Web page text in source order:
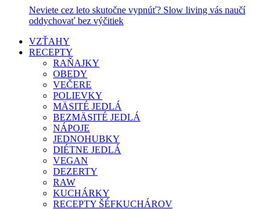
Neviete cez leto skutočne vypnúť? Slow living vás naučí
oddychovať bez výčitiek
VZŤAHY
RECEPTY
RAŇAJKY
OBEDY
VEČERE
POLIEVKY
MÄSITÉ JEDLÁ
BEZMÄSITÉ JEDLÁ
NÁPOJE
JEDNOHUBKY
DIÉTNE JEDLÁ
VEGAN
DEZERTY
RAW
KUCHÁRKY
RECEPTY ŠÉFKUCHÁROV